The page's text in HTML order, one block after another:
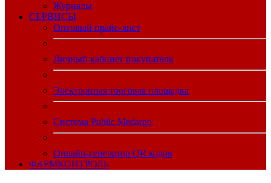
Журналы
CЕРВИСЫ
Оптовый прайс-лист
Личный кабинет покупателя
Электронная торговая площадка
Система Public.Medargo
Онлайн-генератор QR кодов
ФАРМКОНТРОЛЬ